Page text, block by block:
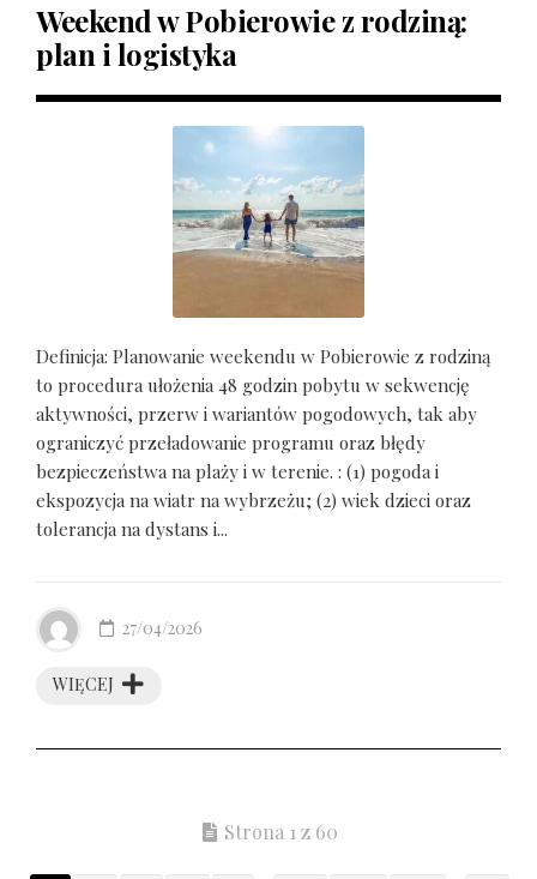
Weekend w Pobierowie z rodziną:
plan i logistyka
Definicja: Planowanie weekendu w Pobierowie z rodziną
to procedura ułożenia 48 godzin pobytu w sekwencję
aktywności, przerw i wariantów pogodowych, tak aby
ograniczyć przeładowanie programu oraz błędy
bezpieczeństwa na plaży i w terenie. : (1) pogoda i
ekspozycja na wiatr na wybrzeżu; (2) wiek dzieci oraz
tolerancja na dystans i...
WIĘCEJ
27/04/2026
Strona 1 z 60